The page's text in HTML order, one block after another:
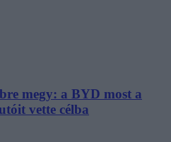
megy: a BYD most a
vette célba